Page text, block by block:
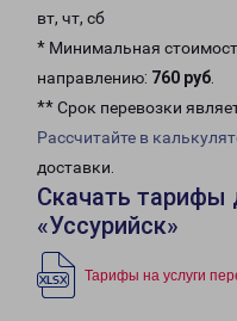
вт, чт, сб
* Минимальная
направлению: 760 руб.
** Срок перевозки
Рассчитайте в
доставки.
Скачать тарифы
«Уссурийск»
Тарифы на услуги